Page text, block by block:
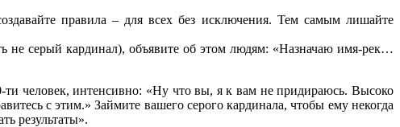
правила – для всех без исключения. Тем самым лишайте
не серый кардинал), объявите об этом людям: «Назначаю имя-рек…
ти человек, интенсивно: «Ну что вы, я к вам не придираюсь. Высоко
с этим.» Займите вашего серого кардинала, чтобы ему некогда
результаты».